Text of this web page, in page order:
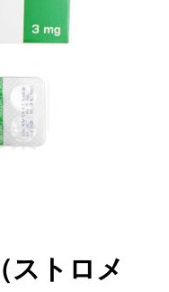
ストロメ